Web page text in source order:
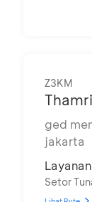
Z3KM
ged
jakarta
Layanan
Setor